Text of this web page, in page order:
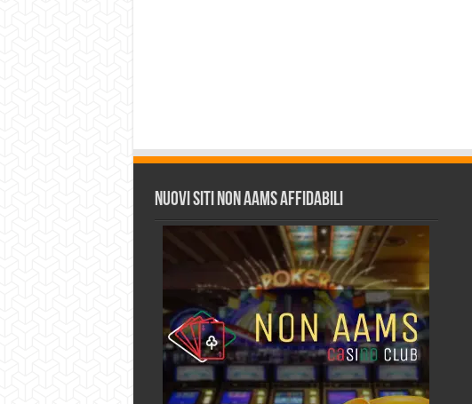
Nuovi siti non AAMS affidabili